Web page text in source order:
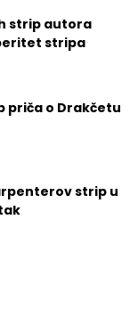
strip autora
stripa
priča o Drakčetu
strip u